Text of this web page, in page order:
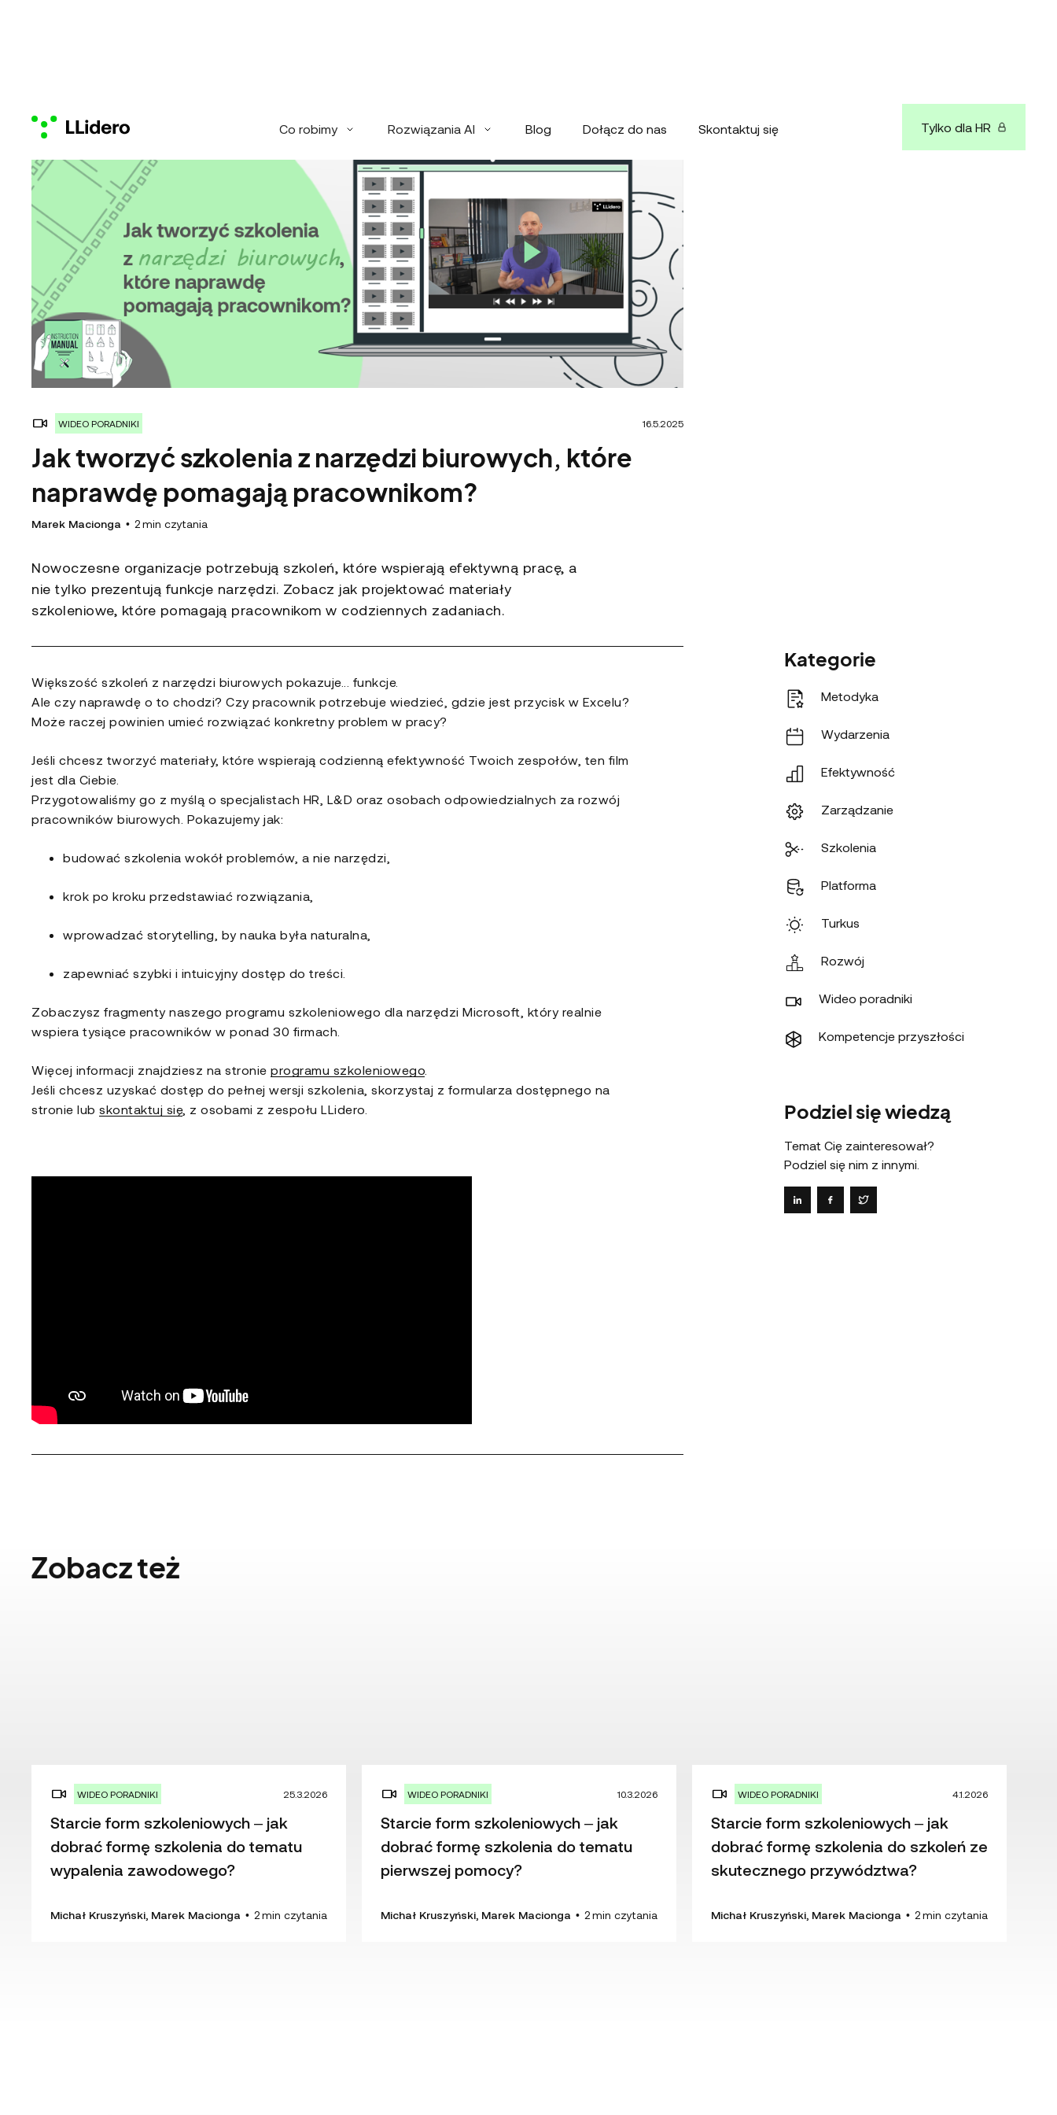
Co robimy Rozwiązania AI Blog Dołącz do nas Skontaktuj się Tylko dla HR
WIDEO PORADNIKI 16.5.2025
Jak tworzyć szkolenia z narzędzi biurowych, które
naprawdę pomagają pracownikom?
Marek Macionga • 2min czytania
Nowoczesne organizacje potrzebują szkoleń, które wspierają efektywną pracę, a
nie tylko prezentują funkcje narzędzi. Zobacz jak projektować materiały
szkoleniowe, które pomagają pracownikom w codziennych zadaniach.
Większość szkoleń z narzędzi biurowych pokazuje... funkcje.
Ale czy naprawdę o to chodzi? Czy pracownik potrzebuje wiedzieć, gdzie jest przycisk w Excelu?
Może raczej powinien umieć rozwiązać konkretny problem w pracy?
Jeśli chcesz tworzyć materiały, które wspierają codzienną efektywność Twoich zespołów, ten film
jest dla Ciebie.
Przygotowaliśmy go z myślą o specjalistach HR, L&D oraz osobach odpowiedzialnych za rozwój
pracowników biurowych. Pokazujemy jak:
budować szkolenia wokół problemów, a nie narzędzi,
krok po kroku przedstawiać rozwiązania,
wprowadzać storytelling, by nauka była naturalna,
zapewniać szybki i intuicyjny dostęp do treści.
Zobaczysz fragmenty naszego programu szkoleniowego dla narzędzi Microsoft, który realnie
wspiera tysiące pracowników w ponad 30 firmach.
Więcej informacji znajdziesz na stronieprogramu szkoleniowego
Jeśli chcesz uzyskać dostęp do pełnej wersji szkolenia, skorzystaj z formularza dostępnego na
stronie lubskontaktuj się, z osobami z zespołu LLidero.
Kategorie
Metodyka
Wydarzenia
Efektywność
Zarządzanie
Szkolenia
Platforma
Turkus
Rozwój
Wideo poradniki
Kompetencje przyszłości
Podziel się wiedzą
Temat Cię zainteresował?
Podziel się nim z innymi.
Zobacz też
WIDEO PORADNIKI 25.3.2026
Starcie form szkoleniowych – jak
dobrać formę szkolenia do tematu
wypalenia zawodowego?
Michał Kruszyński, Marek Macionga • 2min czytania
WIDEO PORADNIKI 10.3.2026
Starcie form szkoleniowych – jak
dobrać formę szkolenia do tematu
pierwszej pomocy?
Michał Kruszyński, Marek Macionga • 2min czytania
WIDEO PORADNIKI 4.1.2026
Starcie form szkoleniowych – jak
dobrać formę szkolenia do szkoleń ze
skutecznego przywództwa?
Michał Kruszyński, Marek Macionga • 2min czytania